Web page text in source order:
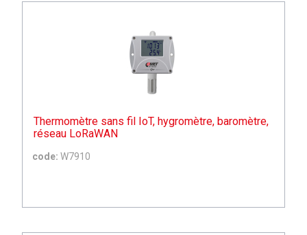
Thermomètre sans fil IoT, hygromètre, baromètre,
réseau LoRaWAN
code: W7910